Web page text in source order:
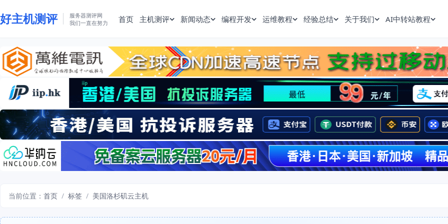
好主机测评
服务器测评网
我们一直在努力
首页 主机测评 新闻动态 编程开发 运维教程 经验总结 关于我们 AI中转站教程
当前位置： 首页 / 标签 / 美国洛杉矶云主机